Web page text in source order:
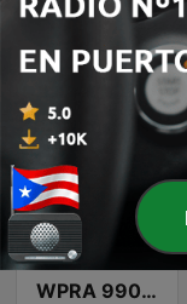
Puertoriqueña Radio
WPRA 990 AM